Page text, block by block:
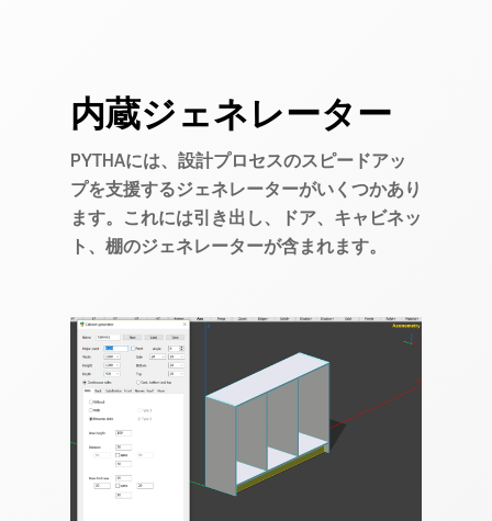
内蔵ジェネレーター
PYTHAには、設計プロセスのスピードアッ
プを支援するジェネレーターがいくつかあり
ます。これには引き出し、ドア、キャビネッ
ト、棚のジェネレーターが含まれます。